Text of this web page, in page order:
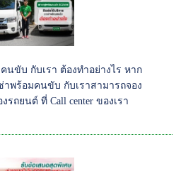
นขับ กับเรา ต้องทำอย่างไร หาก
าพร้อมคนขับ กับเราสามารถจอง
ถยนต์ ที่ Call center ของเรา